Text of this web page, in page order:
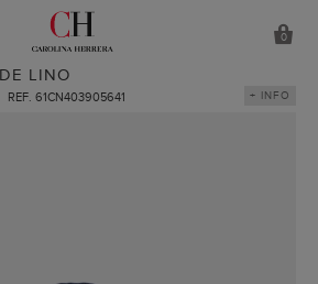
0
LINO
REF. 61CN403905641 + INFO